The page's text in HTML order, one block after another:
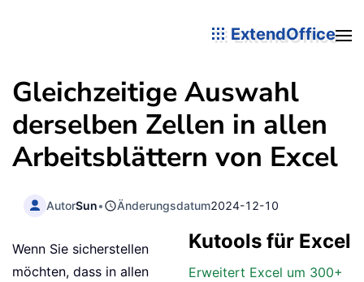
ExtendOffice
Gleichzeitige Auswahl
derselben Zellen in allen
Arbeitsblättern von Excel
AutorSun• Änderungsdatum2024-12-10
Kutools für Excel
Erweitert Excel um 300+
Wenn Sie sicherstellen
möchten, dass in allen